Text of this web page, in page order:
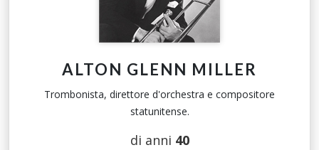
ALTON GLENN MILLER
Trombonista, direttore d'orchestra e compositore
statunitense.
di anni 40